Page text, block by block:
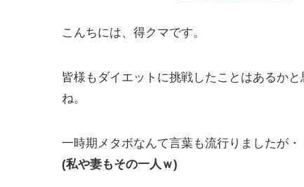
こんちには、得クマです。
皆様もダイエットに挑戦したことはあるかと
ね。
一時期メタボなんて言葉も流行りましたが
(私や妻もその一人ｗ)